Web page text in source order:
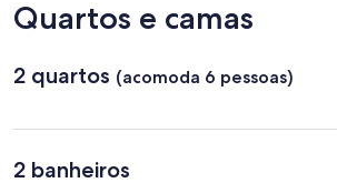
Nós
Quartos e camas
2 quartos (acomoda 6 pessoas)
2 banheiros